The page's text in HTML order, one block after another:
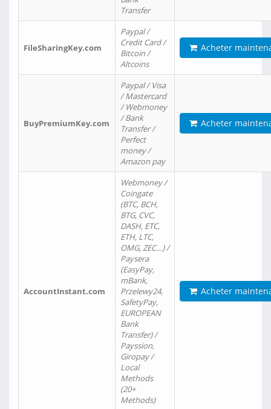
Transfer
FileSharingKey.com
Paypal /
Credit Card /
Bitcoin /
Altcoins
Acheter
BuyPremiumKey.com
Paypal / Visa
/ Mastercard
/ Webmoney
/ Bank
Transfer /
Perfect
money /
Amazon pay
Acheter
AccountInstant.com
Webmoney /
Coingate
(BTC, BCH,
BTG, CVC,
DASH, ETC,
ETH, LTC,
OMG, ZEC…) /
Paysera
(EasyPay,
mBank,
Przelewy24,
SafetyPay,
EUROPEAN
Bank
Transfer) /
Payssion,
Giropay /
Local
Methods
(20+
Methods)
Acheter